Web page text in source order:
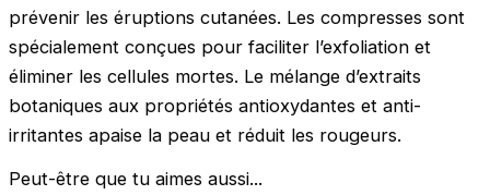
prévenir les éruptions cutanées. Les compresses sont
spécialement conçues pour faciliter l’exfoliation et
éliminer les cellules mortes. Le mélange d’extraits
botaniques aux propriétés antioxydantes et anti-
irritantes apaise la peau et réduit les rougeurs.
Peut-être que tu aimes aussi...